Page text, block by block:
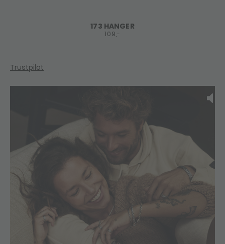
173 HANGER
109,-
Trustpilot